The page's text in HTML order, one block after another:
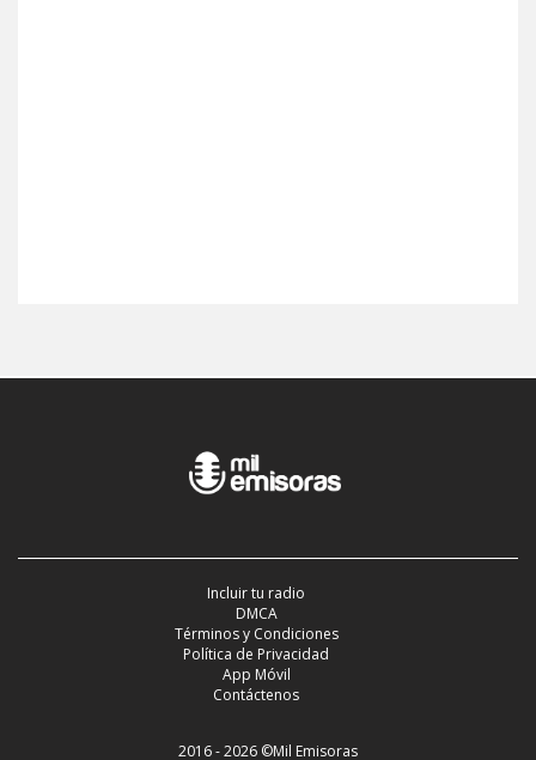
Incluir tu radio
DMCA
Términos y Condiciones
Política de Privacidad
App Móvil
Contáctenos
2016 - 2026 ©Mil Emisoras